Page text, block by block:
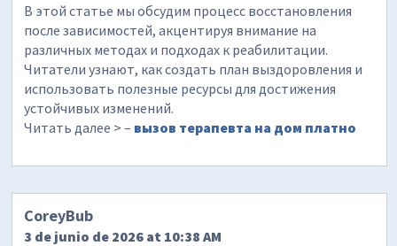
В этой статье мы обсудим процесс восстановления
после зависимостей, акцентируя внимание на
различных методах и подходах к реабилитации.
Читатели узнают, как создать план выздоровления и
использовать полезные ресурсы для достижения
устойчивых изменений.
Читать далее > – вызов терапевта на дом платно
CoreyBub
3 de junio de 2026 at 10:38 AM